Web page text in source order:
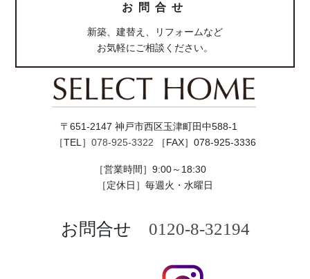
お問合せ
新築、建替え、リフォームなど
お気軽にご相談ください。
〒651-2147 神戸市西区玉津町田中588-1
［TEL］ 078-925-3322 ［FAX］078-925-3336
［営業時間］9:00～18:30
［定休日］毎週火・水曜日
お問合せ 0120-8-32194